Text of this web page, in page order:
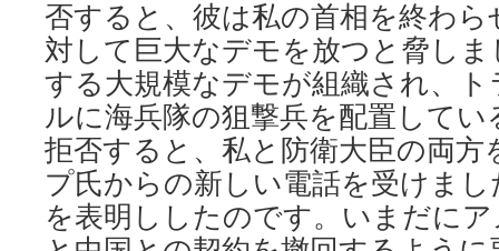
否すると、彼は私の首相を終わ
対して巨大なデモを放つと脅し
する大規模なデモが組織され、
ルに海兵隊の狙撃兵を配置して
拒否すると、私と防衛大臣の両
プ氏からの新しい電話を受けま
を表明ししたのです。いまだに